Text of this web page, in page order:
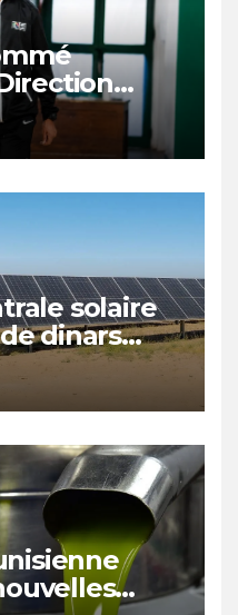
solaire
dinars
transition
400